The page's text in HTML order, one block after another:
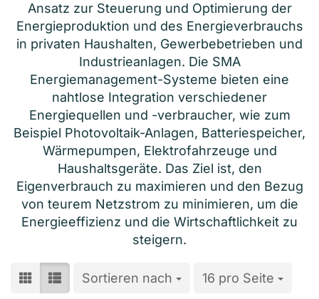
Ansatz zur Steuerung und Optimierung der
Energieproduktion und des Energieverbrauchs
in privaten Haushalten, Gewerbebetrieben und
Industrieanlagen. Die SMA
Energiemanagement-Systeme bieten eine
nahtlose Integration verschiedener
Energiequellen und -verbraucher, wie zum
Beispiel Photovoltaik-Anlagen, Batteriespeicher,
Wärmepumpen, Elektrofahrzeuge und
Haushaltsgeräte. Das Ziel ist, den
Eigenverbrauch zu maximieren und den Bezug
von teurem Netzstrom zu minimieren, um die
Energieeffizienz und die Wirtschaftlichkeit zu
steigern.
Sortieren nach
Sortieren nach 16 pro Seite
pro Seite